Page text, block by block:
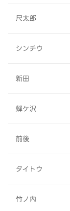
尺太郎
シンチウ
新田
蝉ケ沢
前後
タイトウ
竹ノ内